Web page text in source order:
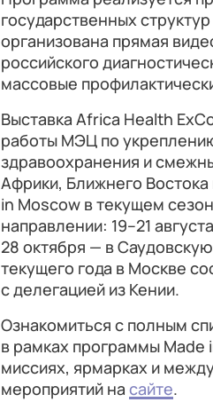
государственных
организована прямая
российского
массовые
Выставка Africa Health
работы МЭЦ по
здравоохранения и
Африки, Ближнего
in Moscow в текущем
направлении: 19–21
28 октября — в
текущего года в Москве
с делегацией из Кении.
Ознакомиться с полным
в рамках программы Made
миссиях, ярмарках и
мероприятий на сайте.